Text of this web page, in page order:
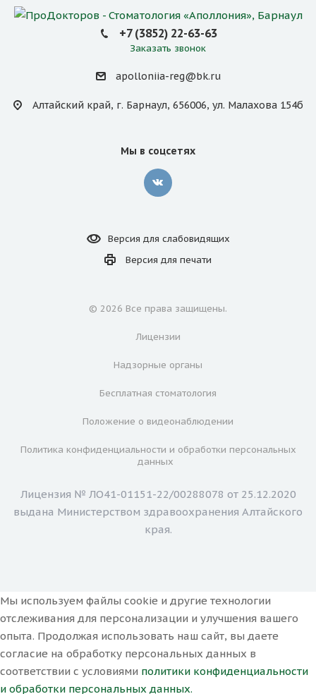
+7 (3852) 22-63-63
Заказать звонок
apolloniia-reg@bk.ru
Алтайский край, г. Барнаул, 656006, ул. Малахова 154б
Мы в соцсетях
Версия для слабовидящих
Версия для печати
© 2026 Все права защищены.
Лицензии
Надзорные органы
Бесплатная стоматология
Положение о видеонаблюдении
Политика конфиденциальности и обработки персональных
данных
Лицензия № ЛО41-01151-22/00288078 от 25.12.2020
выдана Министерством здравоохранения Алтайского
края.
Мы используем файлы cookie и другие технологии
отслеживания для персонализации и улучшения вашего
опыта. Продолжая использовать наш сайт, вы даете
согласие на обработку персональных данных в
соответствии с условиями политики конфиденциальности
и обработки персональных данных.